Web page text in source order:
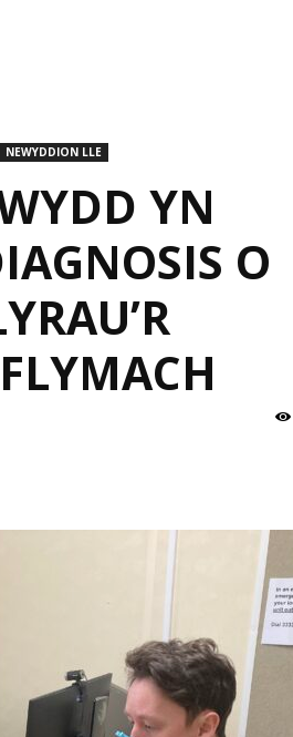
NEWYDDION LLE
YN
O